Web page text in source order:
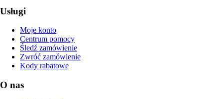
Usługi
Moje konto
Centrum pomocy
Śledź zamówienie
Zwróć zamówienie
Kody rabatowe
O nas